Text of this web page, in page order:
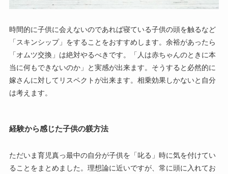
時間的に子供に会えないのであれば寝ている子供の頭を触るなど
「スキンシップ」をすることをおすすめします。余裕があったら
「オムツ交換」は絶対やるべきです。「人は赤ちゃんのときに本
当に何もできないのか」と実感が出来ます。そうすると必然的に
嫁さんに対してリスペクトが出来ます。相乗効果しかないと自分
は考えます。
経験から感じた子供の躾方法
ただいま育児真っ最中の自分が子供を「叱る」時に気を付けてい
ることをまとめました。理想論に近いですが、常に頭に入れてお